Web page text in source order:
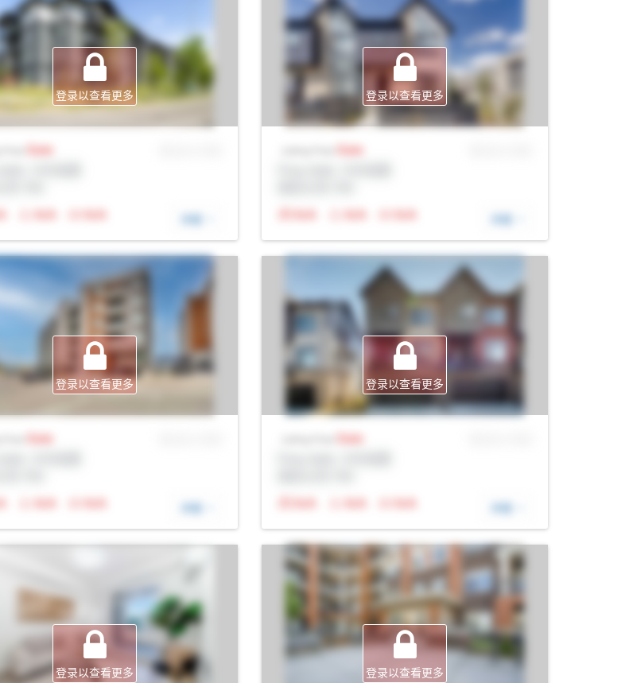
登录以查看更多
Sale
N/A N/A 详细
登录以查看更多
Sale
N/A
N/A N/A 详细
登录以查看更多
Sale
N/A N/A 详细
登录以查看更多
Sale
N/A
N/A N/A 详细
登录以查看更多 登录以查看更多